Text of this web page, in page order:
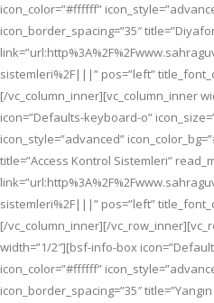
icon_color=”#ffffff”
icon_border_spacing=”35″
sistemleri%2F|||” pos=”left”
[/vc_column_inner][vc_column_inner
icon=”Defaults-keyboard-o”
icon_style=”advanced”
title=”Access Kontrol Sistemleri”
sistemleri%2F|||” pos=”left”
[/vc_column_inner][/
width=”1/2″][bsf-info-box
icon_color=”#ffffff”
icon_border_spacing=”35″